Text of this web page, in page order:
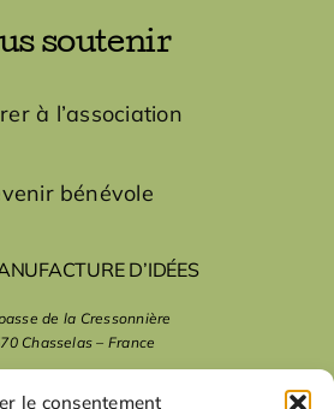
le consentement
soutenir
à l’association
bénévole
D’IDÉES
de la Cressonnière
Chasselas – France
légales